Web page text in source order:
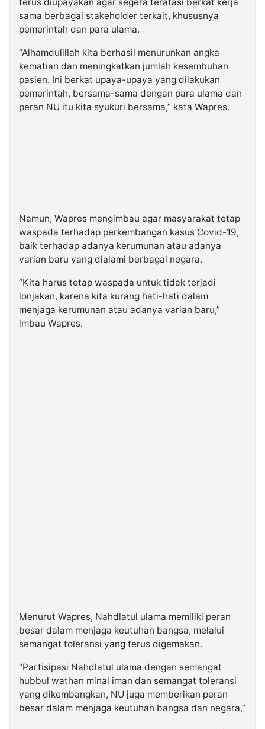
sama berbagai stakeholder terkait, khususnya
pemerintah dan para ulama.
“Alhamdulillah kita berhasil menurunkan angka
kematian dan meningkatkan jumlah kesembuhan
pasien. Ini berkat upaya-upaya yang dilakukan
pemerintah, bersama-sama dengan para ulama dan
peran NU itu kita syukuri bersama,” kata Wapres.
Namun, Wapres mengimbau agar masyarakat tetap
waspada terhadap perkembangan kasus Covid-19,
baik terhadap adanya kerumunan atau adanya
varian baru yang dialami berbagai negara.
“Kita harus tetap waspada untuk tidak terjadi
lonjakan, karena kita kurang hati-hati dalam
menjaga kerumunan atau adanya varian baru,”
imbau Wapres.
Menurut Wapres, Nahdlatul ulama memiliki peran
besar dalam menjaga keutuhan bangsa, melalui
semangat toleransi yang terus digemakan.
“Partisipasi Nahdlatul ulama dengan semangat
hubbul wathan minal iman dan semangat toleransi
yang dikembangkan, NU juga memberikan peran
besar dalam menjaga keutuhan bangsa dan negara,”